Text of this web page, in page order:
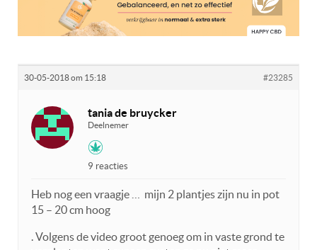
30-05-2018 om 15:18 #23285
tania de bruycker
Deelnemer
9 reacties
Heb nog een vraagje … mijn 2 plantjes zijn nu in pot
15 – 20 cm hoog
. Volgens de video groot genoeg om in vaste grond te